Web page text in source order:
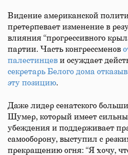
Видение американской
претерпевает изменение в
влияния “прогрессивного
партии. Часть конгрессменов
палестинцев и осуждает
секретарь Белого дома
эту позицию.
Даже лидер сенатского
Шумер, который имеет
убеждения и поддерживает
самооборону, выступил с
прекращению огня: “Я хочу,